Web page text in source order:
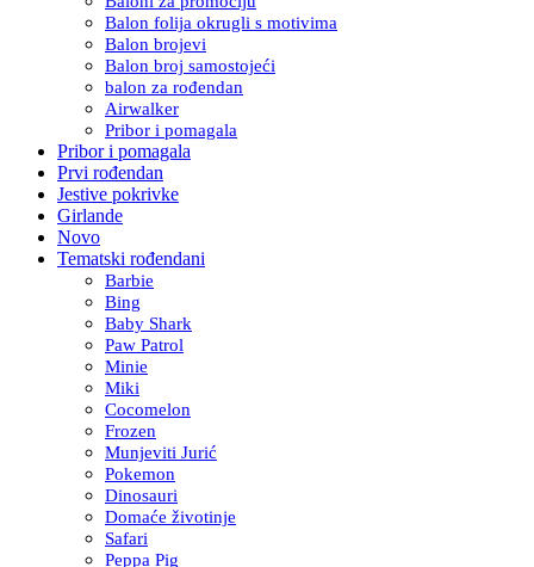
Balon folija okrugli s motivima
Balon brojevi
Balon broj samostojeći
balon za rođendan
Airwalker
Pribor i pomagala
Pribor i pomagala
Prvi rođendan
Jestive pokrivke
Girlande
Novo
Tematski rođendani
Barbie
Bing
Baby Shark
Paw Patrol
Minie
Miki
Cocomelon
Frozen
Munjeviti Jurić
Pokemon
Dinosauri
Domaće životinje
Safari
Peppa Pig